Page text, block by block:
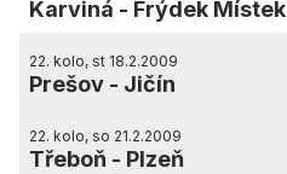
Karviná - Frýdek Místek
22. kolo, st 18.2.2009
Prešov - Jičín
22. kolo, so 21.2.2009
Třeboň - Plzeň